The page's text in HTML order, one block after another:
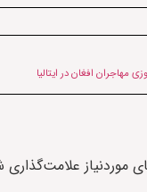
افغان در ایتالیا
علامت‌گذاری